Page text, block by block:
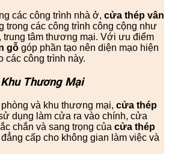
các công trình nhà ở, cửa thép vân
trong các công trình công cộng như
trung tâm thương mại. Với ưu điểm
gỗ góp phần tạo nên diện mạo hiện
các công trình này.
Thương Mại
và khu thương mại, cửa thép
dụng làm cửa ra vào chính, cửa
chắn và sang trọng của cửa thép
cấp cho không gian làm việc và